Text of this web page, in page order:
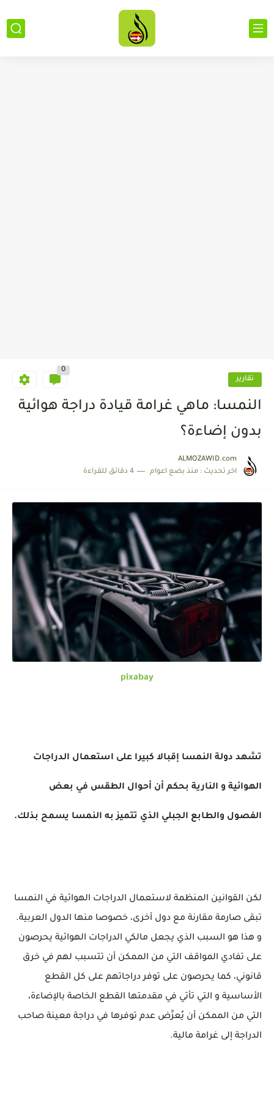
تقارير
0
النمسا: ‏ماهي ‏غرامة قيادة ‏دراجة ‏هوائية
‏بدون ‏إضاءة؟
ALMOZAWID.com
اخر تحديث : منذ بضع اعوام 4 دقائق للقراءة
pixabay
تشهد دولة النمسا إقبالا كبيرا على استعمال الدراجات
الهوائية و النارية بحكم أن أحوال الطقس في بعض
الفصول والطابع الجبلي الذي تتميز به النمسا يسمح بذلك.
لكن القوانين المنظمة لاستعمال الدراجات الهوائية في النمسا
تبقى صارمة مقارنة مع دول أخرى، خصوصا منها الدول العربية.
و هذا هو السبب الذي يجعل مالكي الدراجات الهوائية يحرصون
على تفادي المواقف التي من الممكن أن تتسبب لهم في خرق
قانوني، كما يحرصون على توفر دراجاتهم على كل القطع
الأساسية و التي تأتي في مقدمتها القطع الخاصة بالإضاءة،
التي من الممكن أن يُعرِّض عدم توفرها في دراجة معينة صاحب
الدراجة إلى غرامة مالية.